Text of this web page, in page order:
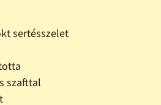
sertésszelet
szafttal